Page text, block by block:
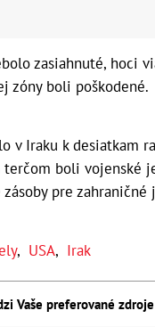
zasiahnuté, hoci
zóny boli poškodené.
v Iraku k desiatkam
terčom boli vojenské
pre zahraničné
, USA, Irak
Vaše preferované